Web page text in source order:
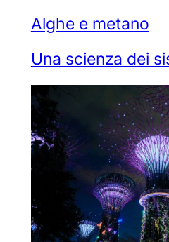
Alghe e metano
Una scienza dei